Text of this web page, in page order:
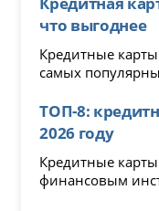
что выгоднее
Кредитные
самых
ТОП-8:
2026 году
Кредитные
финансовым